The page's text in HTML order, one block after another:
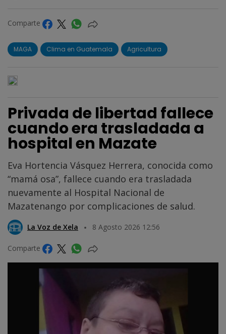
Comparte
MAGA Clima en Guatemala Agricultura
Privada de libertad fallece
cuando era trasladada a
hospital en Mazate
Eva Hortencia Vásquez Herrera, conocida como
“mamá osa”, fallece cuando era trasladada
nuevamente al Hospital Nacional de
Mazatenango por complicaciones de salud.
La Voz de Xela 8 Agosto 2026 12:56
Comparte